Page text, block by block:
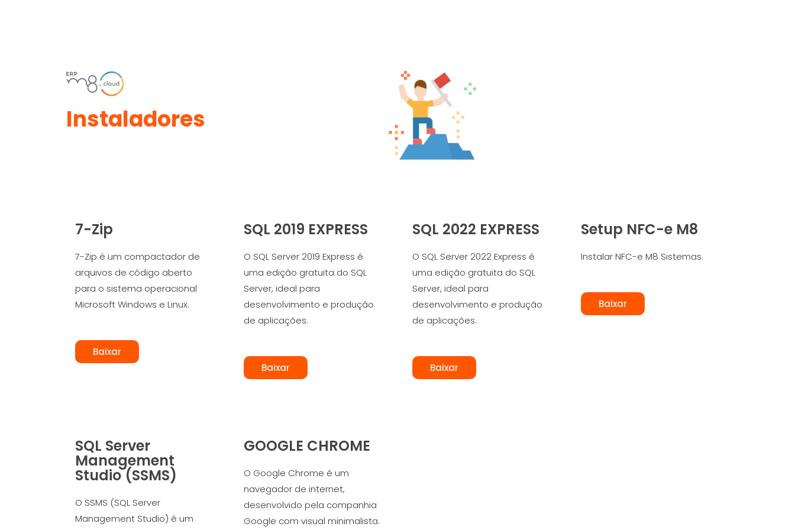
Instaladores
7-Zip
7-Zip é um compactador de
arquivos de código aberto
para o sistema operacional
Microsoft Windows e Linux.
Baixar
SQL 2019 EXPRESS
O SQL Server 2019 Express é
uma edição gratuita do SQL
Server, ideal para
desenvolvimento e produção
de aplicações.
Baixar
SQL 2022 EXPRESS
O SQL Server 2022 Express é
uma edição gratuita do SQL
Server, ideal para
desenvolvimento e produção
de aplicações.
Baixar
Setup NFC-e M8
Instalar NFC-e M8 Sistemas.
Baixar
SQL Server
Management
Studio (SSMS)
O SSMS (SQL Server
Management Studio) é um
GOOGLE CHROME
O Google Chrome é um
navegador de internet,
desenvolvido pela companhia
Google com visual minimalista.